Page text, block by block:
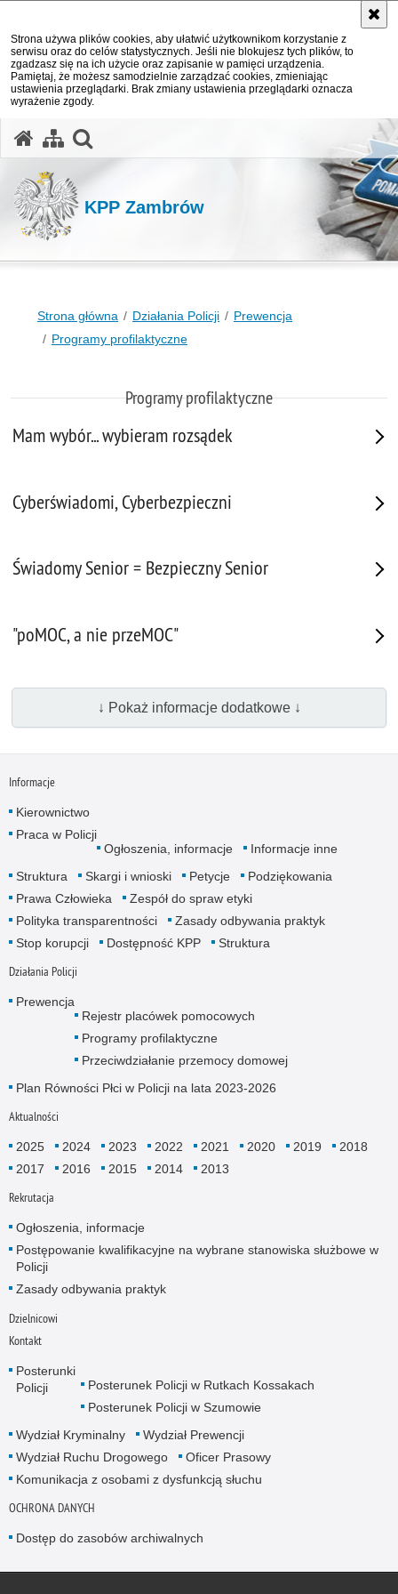
Strona używa plików cookies, aby ułatwić użytkownikom korzystanie z
serwisu oraz do celów statystycznych. Jeśli nie blokujesz tych plików, to
zgadzasz się na ich użycie oraz zapisanie w pamięci urządzenia.
Pamiętaj, że możesz samodzielnie zarządzać cookies, zmieniając
ustawienia przeglądarki. Brak zmiany ustawienia przeglądarki oznacza
wyrażenie zgody.
KPP Zambrów
Strona główna Działania Policji
Prewencja
Programy profilaktyczne
Programy profilaktyczne
Mam wybór... wybieram rozsądek
Cyberświadomi, Cyberbezpieczni
Świadomy Senior = Bezpieczny Senior
"poMOC, a nie przeMOC"
↓ Pokaż informacje dodatkowe ↓
Informacje
Kierownictwo
Praca w Policji
Ogłoszenia, informacje
Informacje inne
Struktura
Skargi i wnioski Petycje
Podziękowania
Prawa Człowieka
Zespół do spraw etyki
Polityka transparentności
Zasady odbywania praktyk
Stop korupcji
Dostępność KPP Struktura
Działania Policji
Prewencja
Rejestr placówek pomocowych
Programy profilaktyczne
Przeciwdziałanie przemocy domowej
Plan Równości Płci w Policji na lata 2023-2026
Aktualności
2025 2024 2023 2022 2021 2020 2019
2018
2017
2016 2015 2014 2013
Rekrutacja
Ogłoszenia, informacje
Postępowanie kwalifikacyjne na wybrane stanowiska służbowe w
Policji
Zasady odbywania praktyk
Dzielnicowi
Kontakt
Posterunki
Policji
Posterunek Policji w Rutkach Kossakach
Posterunek Policji w Szumowie
Wydział Kryminalny
Wydział Prewencji
Wydział Ruchu Drogowego
Oficer Prasowy
Komunikacja z osobami z dysfunkcją słuchu
OCHRONA DANYCH
Dostęp do zasobów archiwalnych